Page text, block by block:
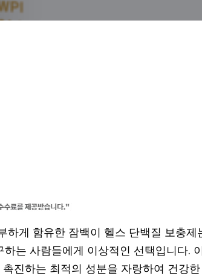
하게 함유한 잠백이 헬스 단백질 보충제
는 사람들에게 이상적인 선택입니다.
진하는 최적의 성분을 자랑하여 건강한